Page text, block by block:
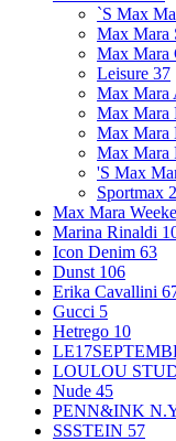
`S Max
Max Mara
Max Mara
Leisure 37
Max Mara
Max Mara
Max Mara
Max Mara
'S Max
Sportmax
Max Mara
Marina Rinaldi
Icon Denim 63
Dunst 106
Erika Cavallini
Gucci 5
Hetrego 10
LOULOU
Nude 45
PENN&INK
SSSTEIN 57